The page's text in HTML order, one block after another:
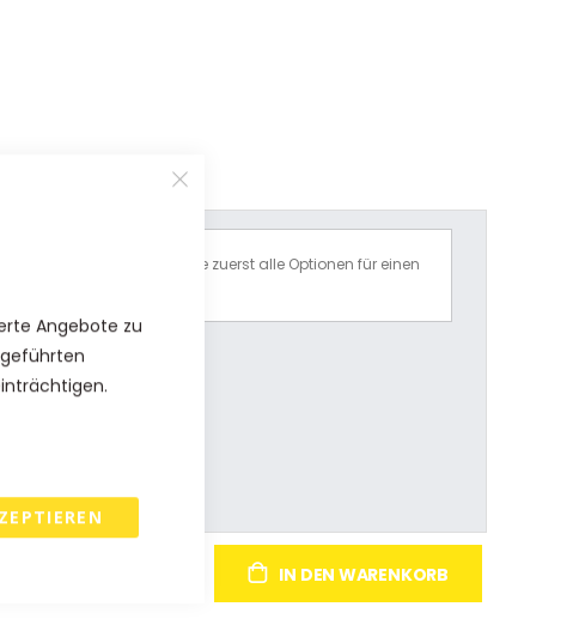
Angebote zu
Bitte wählen Sie zuerst alle Optionen für einen
IN DEN WARENKORB